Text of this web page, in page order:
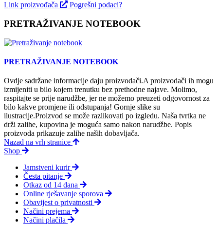
Link proizvođača Pogrešni podaci?
PRETRAŽIVANJE NOTEBOOK
PRETRAŽIVANJE NOTEBOOK
Ovdje sadržane informacije daju proizvodači.A proizvodači ih mogu
izmijeniti u bilo kojem trenutku bez prethodne najave. Molimo,
raspitajte se prije narudžbe, jer ne možemo preuzeti odgovornost za
bilo kakve promjene ili odstupanja! Gornje slike su
ilustracije.Proizvod se može razlikovati po izgledu. Naša tvrtka ne
drži zalihe, kupovina je moguća samo nakon narudžbe. Popis
proizvoda prikazuje zalihe naših dobavljača.
Nazad na vrh stranice
Shop
Jamstveni kurir
Česta pitanje
Otkaz od 14 dana
Online rješavanje sporova
Obavijest o privatnosti
Načini prejema
Načini plačila